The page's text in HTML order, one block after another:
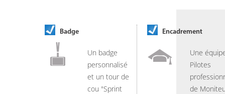
Badge
Un badge
personnalisé
et un tour de
cou "Sprint
Encadrement
Une
Pilotes
de